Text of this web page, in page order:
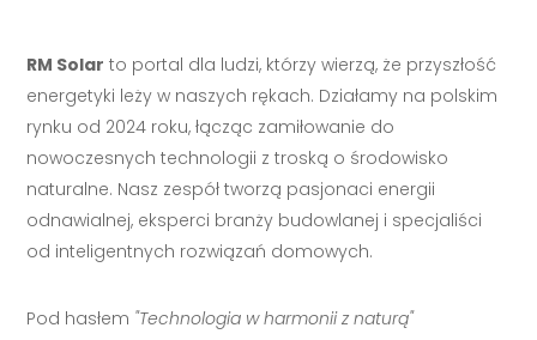
RM Solar to portal dla ludzi, którzy wierzą, że przyszłość
energetyki leży w naszych rękach. Działamy na polskim
rynku od 2024 roku, łącząc zamiłowanie do
nowoczesnych technologii z troską o środowisko
naturalne. Nasz zespół tworzą pasjonaci energii
odnawialnej, eksperci branży budowlanej i specjaliści
od inteligentnych rozwiązań domowych.
Pod hasłem "Technologia w harmonii z naturą"